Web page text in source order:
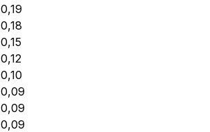
0,19
0,18
0,15
0,12
0,10
0,09
0,09
0,09